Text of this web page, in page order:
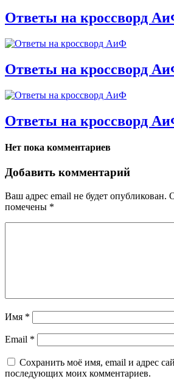
Ответы на кроссворд
Ответы на кроссворд
Ответы на кроссворд
Нет пока комментариев
Добавить комментарий
Ваш адрес email не будет опубликован.
помечены *
Имя *
Email *
Сохранить моё имя, email и адрес
последующих моих комментариев.